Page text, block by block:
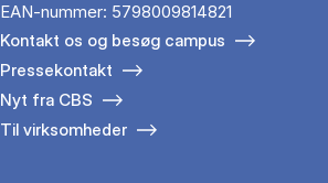
EAN-nummer: 5798009814821
Kontakt os og besøg campus
Pressekontakt
Nyt fra CBS
Til virksomheder